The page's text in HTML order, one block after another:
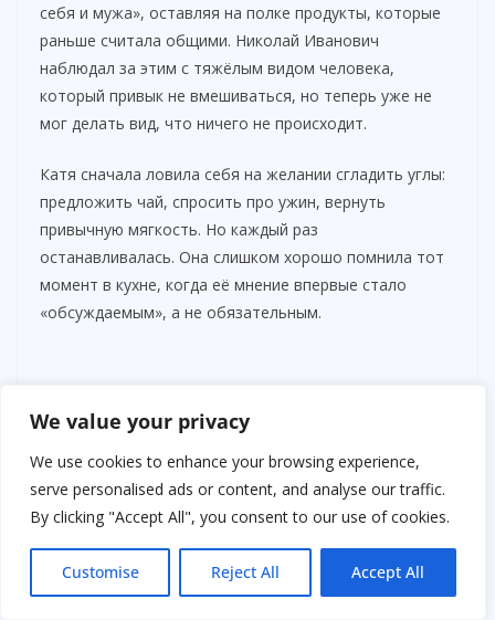
We value your privacy
We use cookies to enhance your browsing experience,
serve personalised ads or content, and analyse our traffic.
By clicking "Accept All", you consent to our use of cookies.
Customise Reject All Accept All
себя и мужа», оставляя на полке продукты, которые
раньше считала общими. Николай Иванович
наблюдал за этим с тяжёлым видом человека,
который привык не вмешиваться, но теперь уже не
мог делать вид, что ничего не происходит.
Катя сначала ловила себя на желании сгладить углы:
предложить чай, спросить про ужин, вернуть
привычную мягкость. Но каждый раз
останавливалась. Она слишком хорошо помнила тот
момент в кухне, когда её мнение впервые стало
«обсуждаемым», а не обязательным.